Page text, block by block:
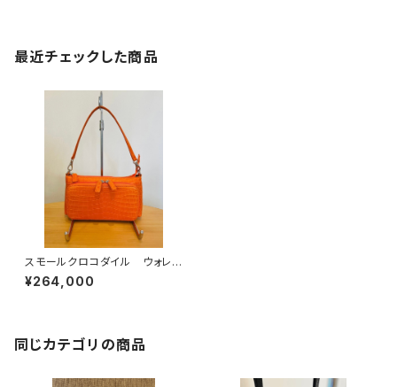
最近チェックした商品
スモールクロコダイル ウォレッ
トポシェット オレンジ
¥264,000
同じカテゴリの商品